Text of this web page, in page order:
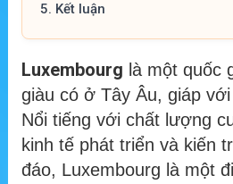
5. Kết luận
Luxembourg là một quốc
giàu có ở Tây Âu, giáp
Nổi tiếng với chất lượng
kinh tế phát triển và kiến
đáo, Luxembourg là một